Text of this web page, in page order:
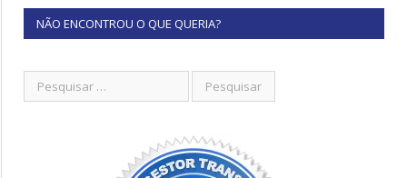
NÃO ENCONTROU O QUE QUERIA?